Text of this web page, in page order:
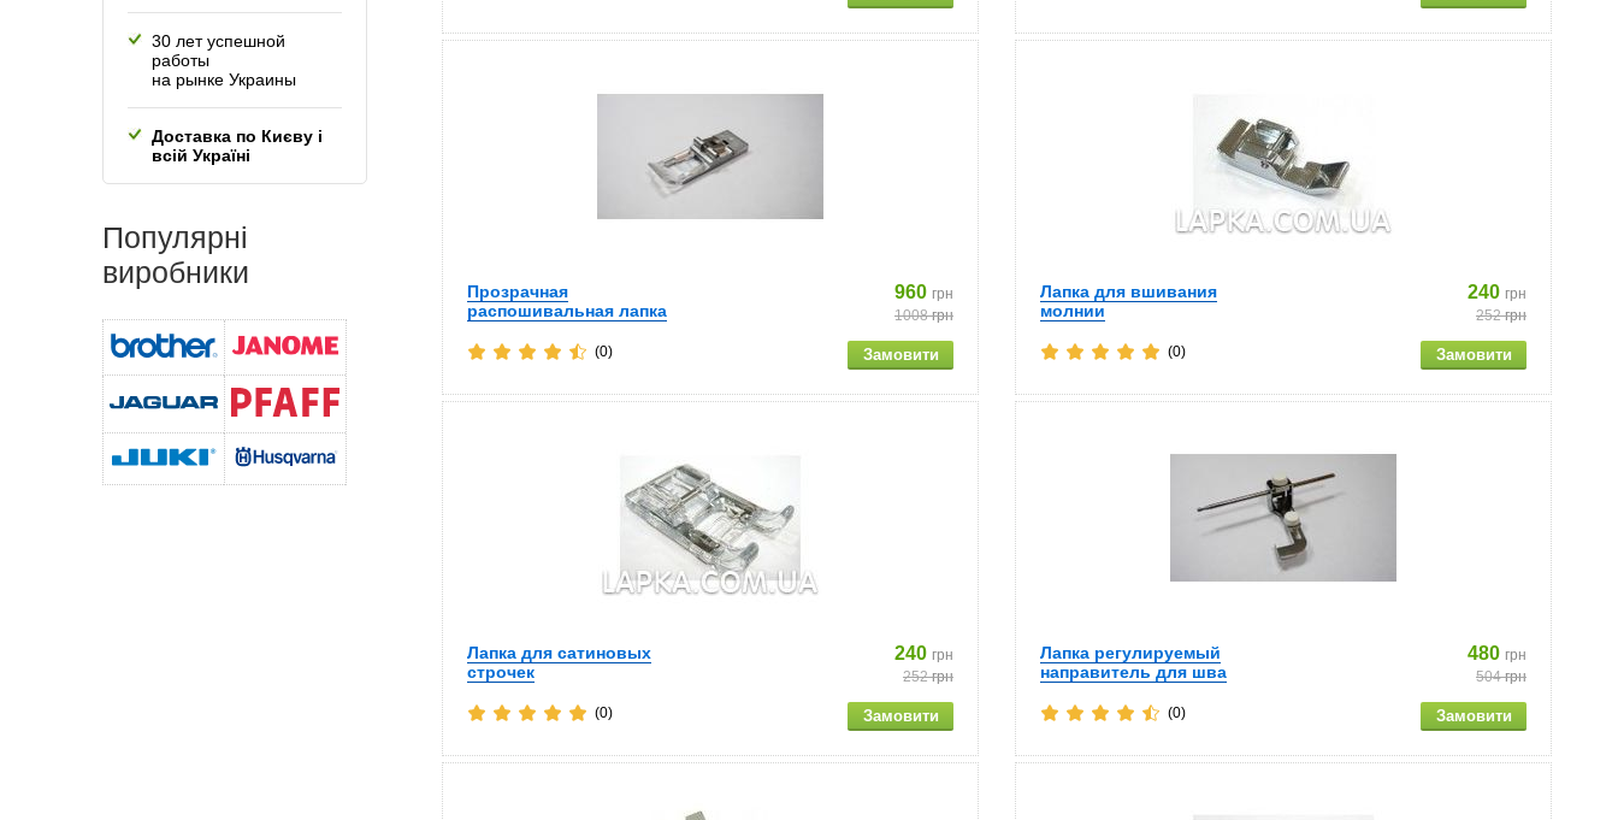
Прозрачная
распошивальная лапка
960 грн
1008грн
(0)
Лапка для вшивания
молнии
240 грн
252грн
(0)
Лапка для сатиновых
строчек
240 грн
252грн
(0)
Лапка регулируемый
направитель для шва
480 грн
504грн
(0)
30 лет успешной
работы
на рынке Украины
Доставка по Києву і
всій Україні
Популярні
виробники